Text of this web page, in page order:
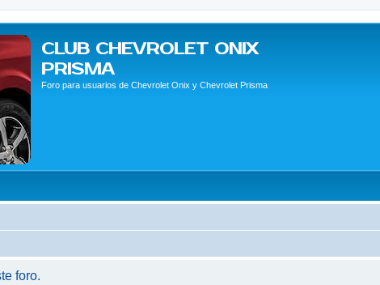
CLUB CHEVROLET ONIX
PRISMA
Foro para usuarios de Chevrolet Onix y Chevrolet Prisma
foro.